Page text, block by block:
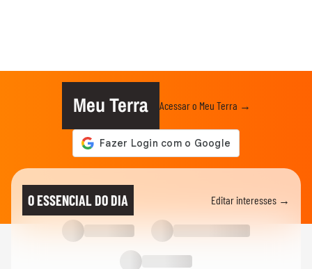
Meu Terra Acessar o Meu Terra →
O ESSENCIAL DO DIA Editar interesses →